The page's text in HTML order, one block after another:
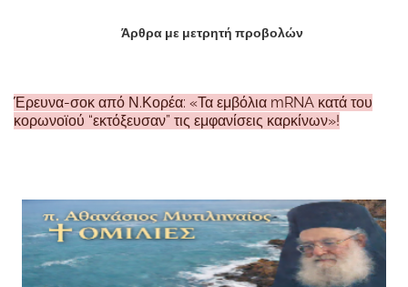
Άρθρα με μετρητή προβολών
Έρευνα-σοκ από Ν.Κορέα: «Τα εμβόλια mRNA κατά του
κορωνοϊού “εκτόξευσαν” τις εμφανίσεις καρκίνων»!